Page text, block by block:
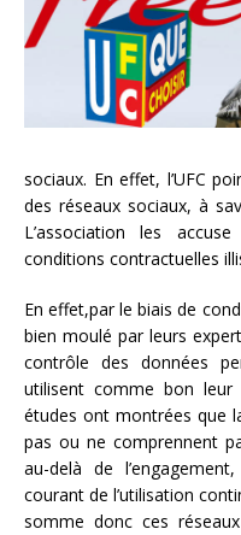
sociaux. En effet, l’UFC
des réseaux sociaux, à
L’association les
conditions contractuelles
En effet,par le biais de
bien moulé par leurs
contrôle des données
utilisent comme bon
études ont montrées que
pas ou ne comprennent
au-delà de
courant de l’utilisation
somme donc ces